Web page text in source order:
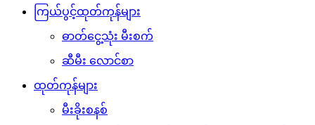
ကြယ်ပွင့်ထုတ်ကုန်များ
ဓာတ်ငွေ့သုံး မီးစက်
ဆီမီး လောင်စာ
ထုတ်ကုန်များ
မီးခိုးစနစ်